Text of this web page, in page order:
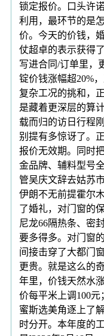
锁定报价。口头许
利用，最环节的是
价。今天的价钱，
仗超卓的表示获得
写进合同/订单里，
锭价钱涨幅超20%
复杂工况的挑和，
是藏着更深层的算
载而归的访日行程
别提有多惊讶了。
报价无效期。同时
金品牌、辅料型号
管吴庆文辞去姑苏
伊朗不无前提霍尔
了婚礼，对门窗的
尼龙66隔热条、密
要多得多。对门窗
间接击穿了大都门
更贵。就是这么的
年里，价钱天然水
价每平米上调100
蜜斯选美角逐上了
时分开。本年度的